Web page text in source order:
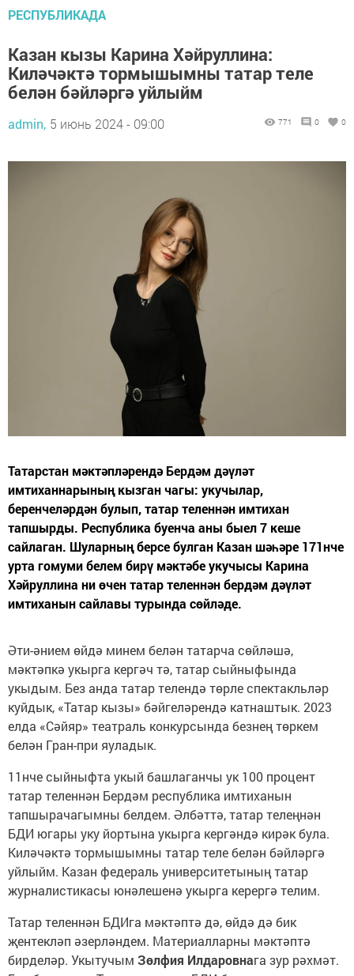
РЕСПУБЛИКАДА
Казан кызы Карина Хәйруллина:
Киләчәктә тормышымны татар теле
белән бәйләргә уйлыйм
admin, 5 июнь 2024 - 09:00 771 0 0
Татарстан мәктәпләрендә Бердәм дәүләт
имтиханнарының кызган чагы: укучылар,
беренчеләрдән булып, татар теленнән имтихан
тапшырды. Республика буенча аны быел 7 кеше
сайлаган. Шуларның берсе булган Казан шәһәре 171нче
урта гомуми белем бирү мәктәбе укучысы Карина
Хәйруллина ни өчен татар теленнән бердәм дәүләт
имтиханын сайлавы турында сөйләде.
Әти-әнием өйдә минем белән татарча сөйләшә,
мәктәпкә укырга кергәч тә, татар сыйныфында
укыдым. Без анда татар телендә төрле спектакльләр
куйдык, «Татар кызы» бәйгеләрендә катнаштык. 2023
елда «Сәйяр» театраль конкурсында безнең төркем
белән Гран-при яуладык.
11нче сыйныфта укый башлаганчы ук 100 процент
татар теленнән Бердәм республика имтиханын
тапшырачагымны белдем. Әлбәттә, татар телеңнән
БДИ югары уку йортына укырга кергәндә кирәк була.
Киләчәктә тормышымны татар теле белән бәйләргә
уйлыйм. Казан федераль университетының татар
журналистикасы юнәлешенә укырга керергә телим.
Татар теленнән БДИга мәктәптә дә, өйдә дә бик
җентекләп әзерләндем. Материалларны мәктәптә
бирделәр. Укытучым Зөлфия Илдаровнага зур рәхмәт.